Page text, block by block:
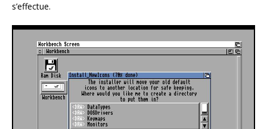
s’effectue.